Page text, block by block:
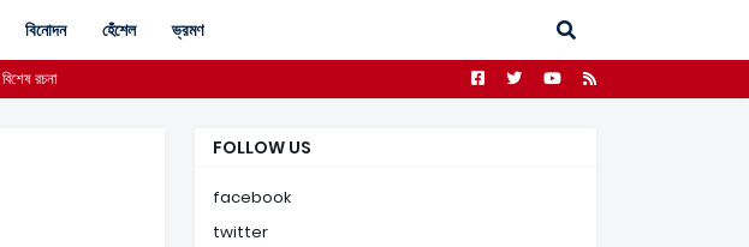
বিনোদন হেঁশেল ভ্রমণ
বিশেষ রচনা
FOLLOW US
facebook
twitter